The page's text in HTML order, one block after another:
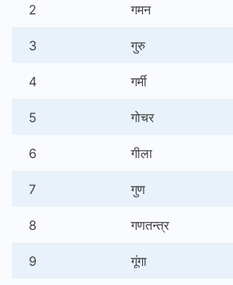
2 गमन
3 गुरु
4 गर्मी
5 गोचर
6 गीला
7 गुण
8 गणतन्त्र
9 गूंगा